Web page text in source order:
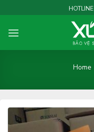
to
content
HOTLINE
Home